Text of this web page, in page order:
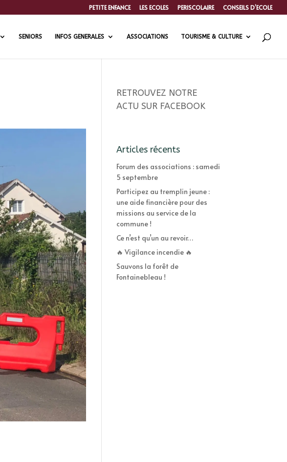
PETITE ENFANCE LES ECOLES PERISCOLAIRE CONSEILS D’ECOLE
SENIORS INFOS GENERALES ASSOCIATIONS TOURISME & CULTURE
RETROUVEZ NOTRE
ACTU SUR FACEBOOK
Articles récents
Forum des associations : samedi
5 septembre
Participez au tremplin jeune :
une aide financière pour des
missions au service de la
commune !
Ce n’est qu’un au revoir…
🔥 Vigilance incendie 🔥
Sauvons la forêt de
Fontainebleau !